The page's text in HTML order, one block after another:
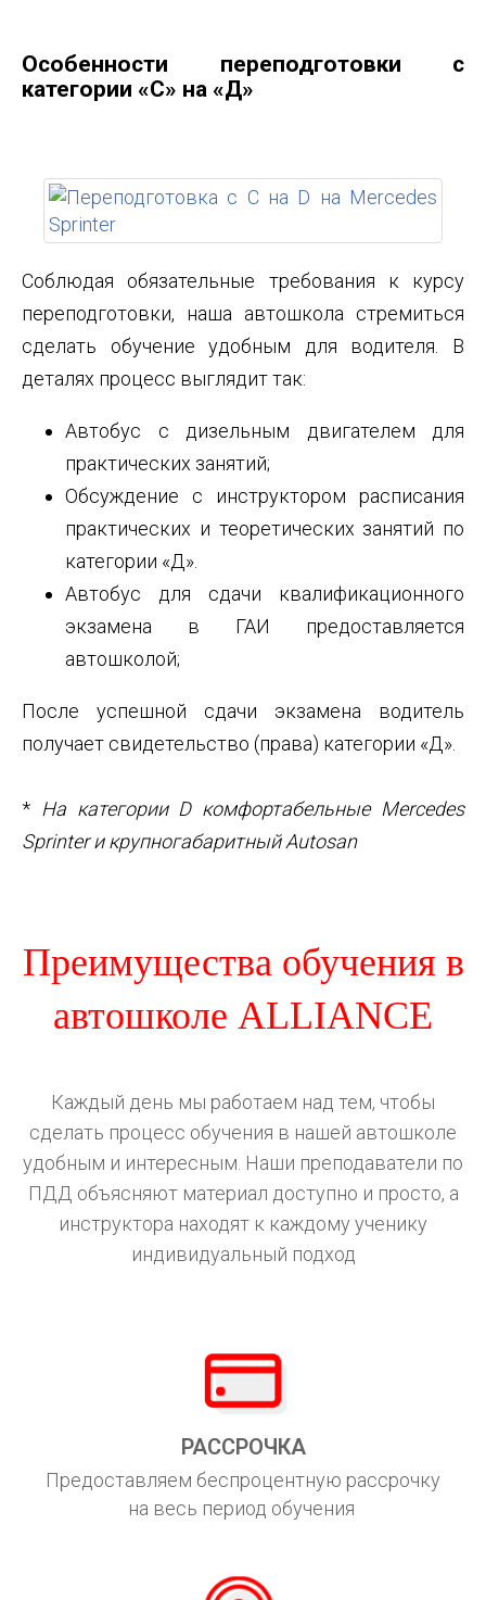
Особенности переподготовки с
категории «С» на «Д»
Соблюдая обязательные требования к курсу
переподготовки, наша автошкола стремиться
сделать обучение удобным для водителя. В
деталях процесс выглядит так:
Автобус с дизельным двигателем для
практических занятий;
Обсуждение с инструктором расписания
практических и теоретических занятий по
категории «Д».
Автобус для сдачи квалификационного
экзамена в ГАИ предоставляется
автошколой;
После успешной сдачи экзамена водитель
получает свидетельство (права) категории «Д».
* На категории D комфортабельные Mercedes
Sprinter и крупногабаритный Autosan
Преимущества обучения в
автошколе ALLIANCE
Каждый день мы работаем над тем, чтобы
сделать процесс обучения в нашей автошколе
удобным и интересным. Наши преподаватели по
ПДД объясняют материал доступно и просто, а
инструктора находят к каждому ученику
индивидуальный подход
РАССРОЧКА
Предоставляем беспроцентную рассрочку
на весь период обучения